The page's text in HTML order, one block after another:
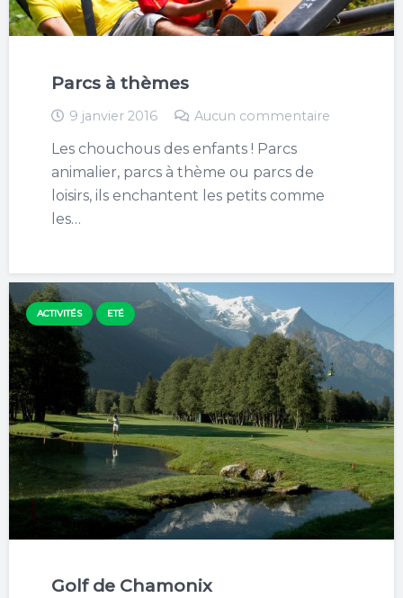
Parcs à thèmes
9 janvier 2016 Aucun commentaire
Les chouchous des enfants ! Parcs
animalier, parcs à thème ou parcs de
loisirs, ils enchantent les petits comme
les…
ACTIVITÉS ETÉ
Golf de Chamonix